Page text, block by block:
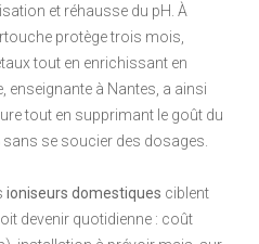
et réhausse du pH. À
protège trois mois,
tout en enrichissant en
enseignante à Nantes, a ainsi
tout en supprimant le goût du
sans se soucier des dosages.
ioniseurs domestiques ciblent
devenir quotidienne : coût